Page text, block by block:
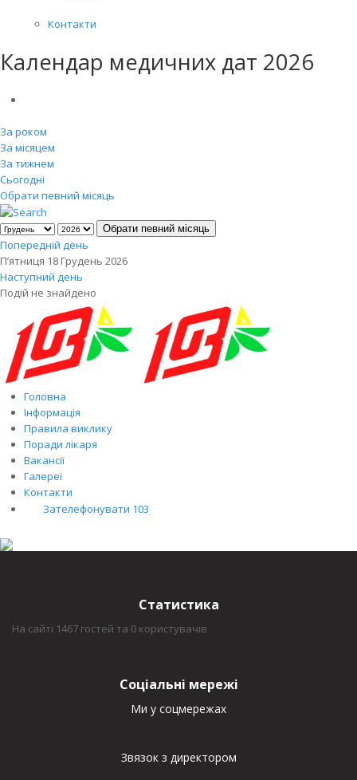
Контакти
Календар медичних дат 2026
За роком
За місяцем
За тижнем
Сьогодні
Обрати певний місяць
Обрати певний місяць
Попередній день
П’ятниця 18 Грудень 2026
Наступний день
Подій не знайдено
Головна
Інформація
Правила виклику
Поради лікаря
Вакансії
Галереї
Контакти
Зателефонувати 103
Статистика
На сайті 1467 гостей та 0 користувачів
Соціальні мережі
Ми у соцмережах
Звязок з директором